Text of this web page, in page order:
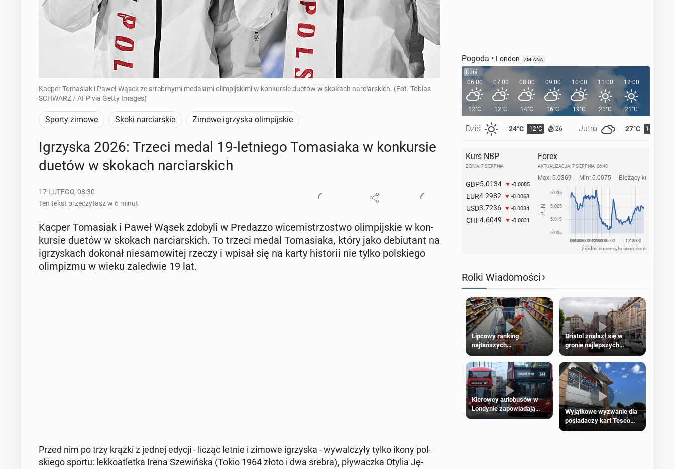
Kacper Tomasiak i Paweł Wąsek ze srrebrnymi medalami olimpijskimi w konkursie duetów w skokach narciarskich. (Fot. Tobias
SCHWARZ / AFP via Getty Images)
Sporty zimowe Skoki narciarskie Zimowe igrzyska olimpijskie
Igrzy­ska 2026: Trzeci medal 19-let­nie­go To­ma­sia­ka w kon­kur­sie
duetów w skokach nar­ciar­skich
17 LUTEGO, 08:30
Ten tekst przeczytasz w 6 minut
Kacper To­ma­siak i Paweł Wąsek zdobyli w Pre­daz­zo wi­ce­mi­strzo­stwo olim­pij­skie w kon­
kur­sie duetów w skokach nar­ciar­skich. To trzeci medal To­ma­sia­ka, który jako de­biu­tant na
igrzy­skach dokonał nie­sa­mo­wi­tej rzeczy i wpisał się na karty hi­sto­rii nie tylko pol­skie­go
olim­pi­zmu w wieku za­le­d­wie 19 lat.
Przed nim po trzy krążki z jednej edycji - licząc letnie i zimowe igrzy­ska - wy­wal­czy­ły tylko ikony pol­
skie­go sportu: lek­ko­atlet­ka Irena Sze­wiń­ska (Tokio 1964 złoto i dwa srebra), pły­wacz­ka Otylia Ję­
Pogoda • London ZMIANA
Dziś
06:00
12°C
Dziś 24°C 12°C 26 Jutro 27°C 14°C
07:00
12°C
08:00
14°C
09:00
16°C
10:00
19°C
11:00
21°C
12:00
21°C
Kurs NBP
Z DNIA: 7 SIERPNIA
GBP5.0134 -0.0085
EUR4.2982 -0.0068
USD3.7236 -0.0084
CHF4.6049 -0.0031
Forex
AKTUALIZACJA: 7 SIERPNIA, 06:40
Źródło: currencybeacon.com
Rolki Wiadomości›
Lipcowy ranking
najtańszych
supermarketów
Bristol znalazł się w
gronie najlepszych
kierunków podróży na
świecie
Kierowcy autobusów w
Londynie zapowiadają
strajki
Wyjątkowe wyzwanie dla
posiadaczy kart Tesco
Clubcard!